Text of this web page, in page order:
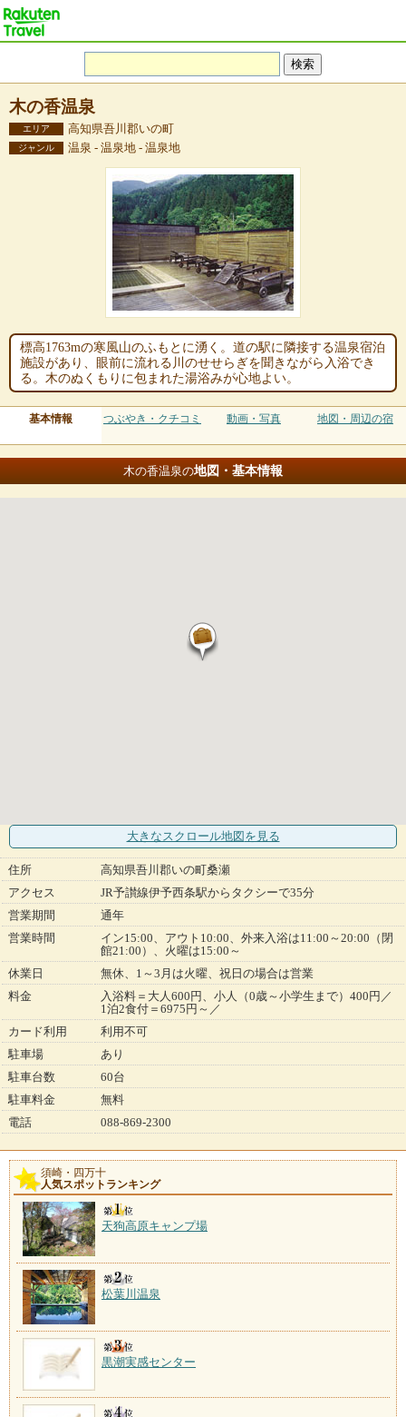
木の香温泉
エリア 高知県吾川郡いの町
ジャンル 温泉 - 温泉地 - 温泉地
標高1763mの寒風山のふもとに湧く。道の駅に隣接する温泉宿泊
施設があり、眼前に流れる川のせせらぎを聞きながら入浴でき
る。木のぬくもりに包まれた湯浴みが心地よい。
基本情報 つぶやき・クチコミ 動画・写真 地図・周辺の宿
木の香温泉の地図・基本情報
大きなスクロール地図 を見る
住所
高知県吾川郡いの町桑瀬
アクセス
JR予讃線伊予西条駅からタクシーで35分
営業期間
通年
営業時間
イン15:00、アウト10:00、外来入浴は11:00～20:00（閉
館21:00）、火曜は15:00～
休業日
無休、1～3月は火曜、祝日の場合は営業
料金
入浴料＝大人600円、小人（0歳～小学生まで）400円／
1泊2食付＝6975円～／
カード利用
利用不可
駐車場
あり
駐車台数
60台
駐車料金
無料
電話
088-869-2300
須崎・四万十
人気スポットランキング
天狗高原キャンプ場
松葉川温泉
黒潮実感センター